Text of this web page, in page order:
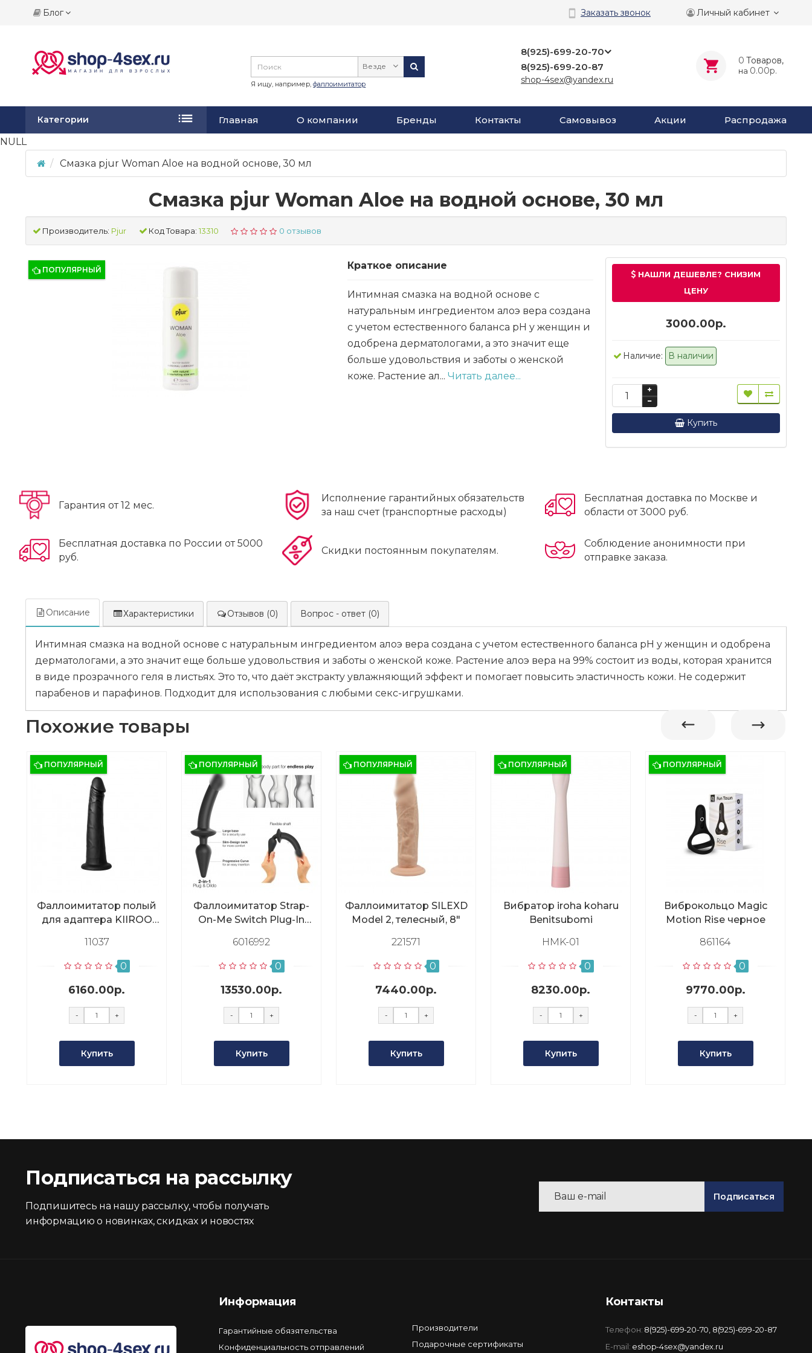
Блог Заказать звонок Личный кабинет
8(925)-699-20-70
8(925)-699-20-87
shop-4sex@yandex.ru
0 Tоваров,
на 0.00р.
Везде
Я ищу, например,фаллоимитатор
Главная О компании Бренды Контакты Самовывоз Акции Распродажа
Категории
NULL
Смазка pjur Woman Aloe на водной основе, 30 мл
Смазка pjur Woman Aloe на водной основе, 30 мл
Производитель: Pjur Код Товара: 13310 0 отзывов
ПОПУЛЯРНЫЙ Краткое описание
Интимная смазка на водной основе с
натуральным ингредиентом алоэ вера создана
с учетом естественного баланса pH у женщин и
одобрена дерматологами, а это значит еще
больше удовольствия и заботы о женской
коже. Растение ал...Читать далее...
НАШЛИ ДЕШЕВЛЕ? СНИЗИМ
ЦЕНУ
3000.00р.
Наличие: В наличии
Купить
Гарантия от 12 мес.
Исполнение гарантийных обязательств
за наш счет (транспортные расходы)
Бесплатная доставка по Москве и
области от 3000 руб.
Бесплатная доставка по России от 5000
руб.
Скидки постоянным покупателям.
Соблюдение анонимности при
отправке заказа.
Описание Характеристики Отзывов (0) Вопрос - ответ (0)
Интимная смазка на водной основе с натуральным ингредиентом алоэ вера создана с учетом естественного баланса pH у женщин и одобрена
дерматологами, а это значит еще больше удовольствия и заботы о женской коже. Растение алоэ вера на 99% состоит из воды, которая хранится
в виде прозрачного геля в листьях. Это то, что даёт экстракту увлажняющий эффект и помогает повысить эластичность кожи. Не содержит
парабенов и парафинов. Подходит для использования с любыми секс-игрушками.
Похожие товары
ПОПУЛЯРНЫЙ
Фаллоимитатор полый
для адаптера KIIROO
11037
0
6160.00р.
- +
Купить
ПОПУЛЯРНЫЙ
Фаллоимитатор Strap-
On-Me Switch Plug-In
6016992
0
13530.00р.
- +
Купить
ПОПУЛЯРНЫЙ
Фаллоимитатор SILEXD
Model 2, телесный, 8"
221571
0
7440.00р.
- +
Купить
ПОПУЛЯРНЫЙ
Вибратор iroha koharu
Benitsubomi
HMK-01
0
8230.00р.
- +
Купить
ПОПУЛЯРНЫЙ
Виброкольцо Magic
Motion Rise черное
861164
0
9770.00р.
- +
Купить
Подписаться на рассылку
Подпишитесь на нашу рассылку, чтобы получать
информацию о новинках, скидках и новостях
Подписаться
Информация
Гарантийные обязятельства
Конфиденциальность отправлений
Производители
Подарочные сертификаты
Контакты
Телефон: 8(925)-699-20-70 8(925)-699-20-87
E-mail: eshop-4sex@yandex.ru